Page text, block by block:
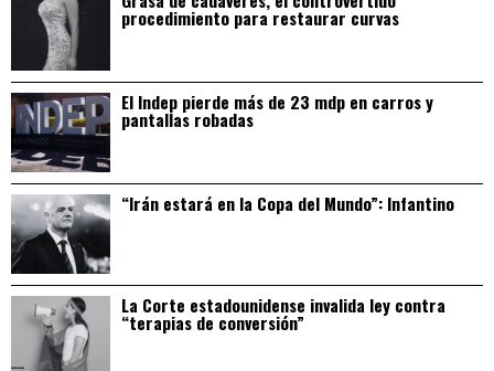
procedimiento para restaurar curvas
El Indep pierde más de 23 mdp en carros y
pantallas robadas
“Irán estará en la Copa del Mundo”: Infantino
La Corte estadounidense invalida ley contra
“terapias de conversión”